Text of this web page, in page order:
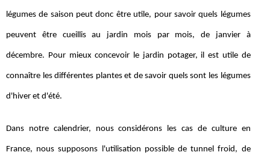
légumes de saison peut donc être utile, pour savoir quels légumes
peuvent être cueillis au jardin mois par mois, de janvier à
décembre. Pour mieux concevoir le jardin potager, il est utile de
connaître les différentes plantes et de savoir quels sont les légumes
d'hiver et d'été.
Dans notre calendrier, nous considérons les cas de culture en
France, nous supposons l'utilisation possible de tunnel froid, de